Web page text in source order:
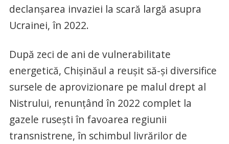
declanşarea invaziei la scară largă asupra
Ucrainei, în 2022.
După zeci de ani de vulnerabilitate
energetică, Chişinăul a reuşit să-şi diversifice
sursele de aprovizionare pe malul drept al
Nistrului, renunţând în 2022 complet la
gazele ruseşti în favoarea regiunii
transnistrene, în schimbul livrărilor de